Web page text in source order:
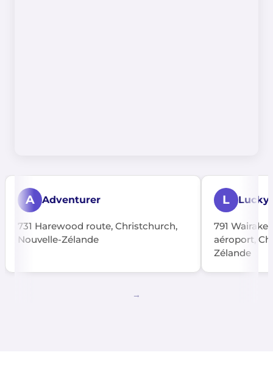
A Adventurer
731 Harewood route, Christchurch,
Nouvelle-Zélande
L Lucky
791
aéroport,
Zélande